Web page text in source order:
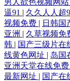
逼91 | 久久人人超
视频免费 | 日韩国
亚洲 | 久草视频免
韩 | 国产三级片在
线黄色网址 | 岛国
亚洲天堂在线免费
最新网址 | 国产在